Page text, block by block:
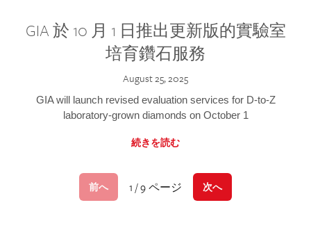
GIA 於 10 月 1 日推出更新版的實驗室
培育鑽石服務
August 25, 2025
GIA will launch revised evaluation services for D-to-Z
laboratory-grown diamonds on October 1
続きを読む
前へ 1 / 9 ページ 次へ